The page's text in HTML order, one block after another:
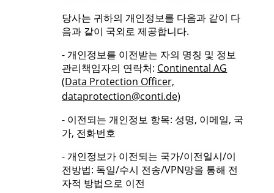
당사는 귀하의 개인정보를 다음과 같이 다
음과 같이 국외로 제공합니다.
- 개인정보를 이전받는 자의 명칭 및 정보
관리책임자의 연락처: Continental AG
(Data Protection Officer,
dataprotection@conti.de)
- 이전되는 개인정보 항목: 성명, 이메일, 국
가, 전화번호
- 개인정보가 이전되는 국가/이전일시/이
전방법: 독일/수시 전송/VPN망을 통해 전
자적 방법으로 이전